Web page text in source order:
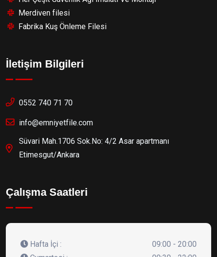
Merdiven filesi
Fabrika Kuş Önleme Filesi
İletişim Bilgileri
0552 740 71 70
info@emniyetfile.com
Süvari Mah.1706 Sok.No: 4/2 Asar apartmanı
Etimesgut/Ankara
Çalışma Saatleri
Hafta İçi :
09:00 - 20:00